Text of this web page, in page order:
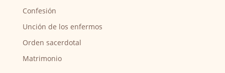
Confesión
Unción de los enfermos
Orden sacerdotal
Matrimonio